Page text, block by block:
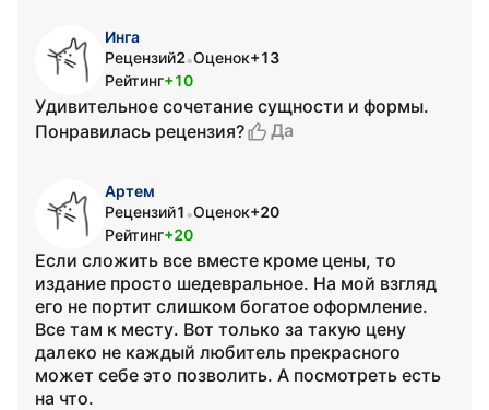
Инга
Рецензий2•Оценок+13
Рейтинг+10
Удивительное сочетание сущности и формы.
Понравилась рецензия?
Да
Артем
Рецензий1 •Оценок+20
Рейтинг+20
Если сложить все вместе кроме цены, то
издание просто шедевральное. На мой взгляд
его не портит слишком богатое оформление.
Все там к месту. Вот только за такую цену
далеко не каждый любитель прекрасного
может себе это позволить. А посмотреть есть
на что.